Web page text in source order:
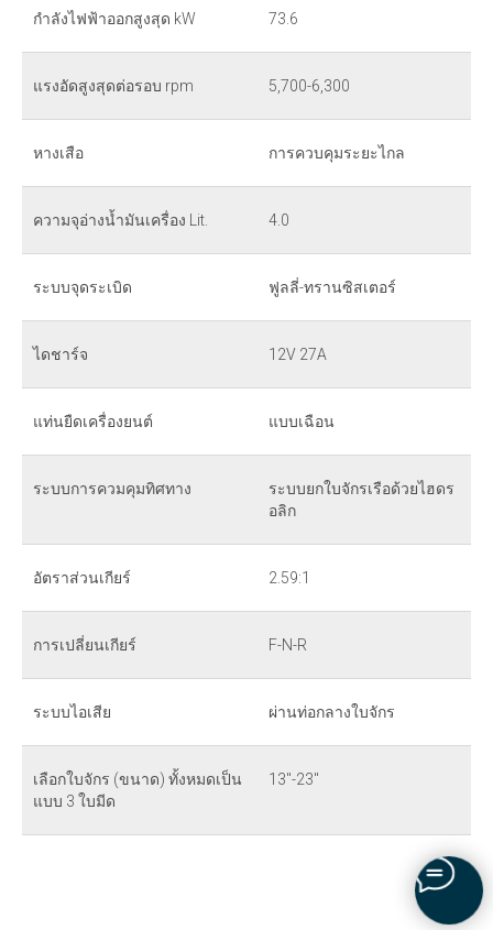
กำลังไฟฟ้าออกสูงสุด kW 73.6
แรงอัดสูงสุดต่อรอบ rpm 5,700-6,300
หางเสือ การควบคุมระยะไกล
ความจุอ่างน้ำมันเครื่อง Lit. 4.0
ระบบจุดระเบิด ฟูลลี่-ทรานซิสเตอร์
ไดชาร์จ 12V 27A
แท่นยืดเครื่องยนต์ แบบเฉือน
ระบบการควมคุมทิศทาง
ระบบยกใบจักรเรือด้วยไฮดร
อลิก
อัตราส่วนเกียร์ 2.59:1
การเปลี่ยนเกียร์ F-N-R
ระบบไอเสีย ผ่านท่อกลางใบจักร
เลือกใบจักร (ขนาด) ทั้งหมดเป็น
แบบ 3 ใบมีด
13"-23"